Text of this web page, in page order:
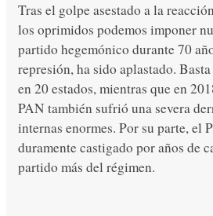
Tras el golpe asestado a la
los oprimidos podemos imponer
partido hegemónico durante 70
represión, ha sido aplastado.
en 20 estados, mientras que en
PAN también sufrió una severa
internas enormes. Por su parte, el
duramente castigado por años de
partido más del régimen.